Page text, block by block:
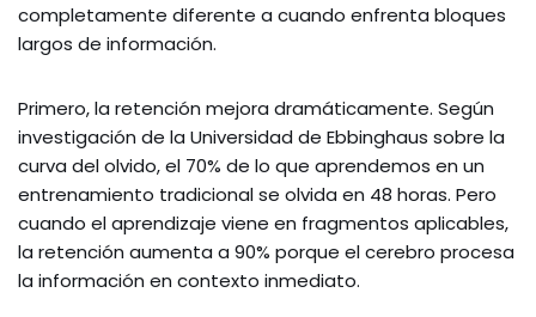
completamente diferente a cuando enfrenta bloques
largos de información.
Primero, la retención mejora dramáticamente. Según
investigación de la Universidad de Ebbinghaus sobre la
curva del olvido, el 70% de lo que aprendemos en un
entrenamiento tradicional se olvida en 48 horas. Pero
cuando el aprendizaje viene en fragmentos aplicables,
la retención aumenta a 90% porque el cerebro procesa
la información en contexto inmediato.